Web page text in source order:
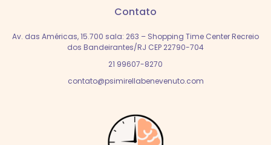
Contato
Av. das Américas, 15.700 sala: 263 – Shopping Time Center Recreio
dos Bandeirantes/RJ CEP 22790-704
21 99607-8270
contato@psimirellabenevenuto.com